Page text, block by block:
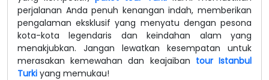
perjalanan Anda penuh kenangan indah, memberikan
pengalaman eksklusif yang menyatu dengan pesona
kota-kota legendaris dan keindahan alam yang
menakjubkan. Jangan lewatkan kesempatan untuk
merasakan kemewahan dan keajaiban tour Istanbul
Turki yang memukau!